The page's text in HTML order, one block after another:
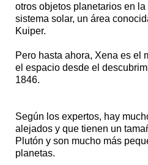
otros objetos planetarios en la
sistema solar, un área
Kuiper.
Pero hasta ahora, Xena es el
el espacio desde el
1846.
Según los expertos, hay
alejados y que tienen un
Plutón y son mucho más
planetas.